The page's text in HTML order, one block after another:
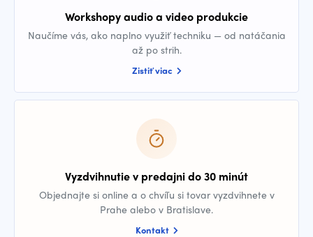
Workshopy audio a video produkcie
Naučíme vás, ako naplno využiť techniku — od natáčania
až po strih.
Zistiť viac
Vyzdvihnutie v predajni do 30 minút
Objednajte si online a o chvíľu si tovar vyzdvihnete v
Prahe alebo v Bratislave.
Kontakt